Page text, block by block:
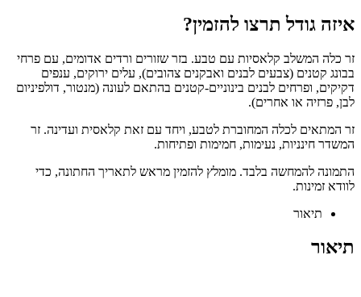
איזה גודל תרצו להזמין?
זר כלה המשלב קלאסיות עם טבע. בזר שזורים ורדים אדומים, עם פרחי
בבונג קטנים (צבעים לבנים ואבקנים צהובים), עלים ירוקים, ענפים
דקיקים, ופרחים לבנים בינוניים-קטנים בהתאם לעונה (מנטור, דולפיניום
לבן, פרזיה או אחרים).
זר המתאים לכלה המחוברת לטבע, ויחד עם זאת קלאסית ועדינה. זר
המשדר חינניות, נעימות, חמימות ופתיחות.
התמונה להמחשה בלבד. מומלץ להזמין מראש לתאריך החתונה, כדי
לוודא זמינות.
תיאור
תיאור